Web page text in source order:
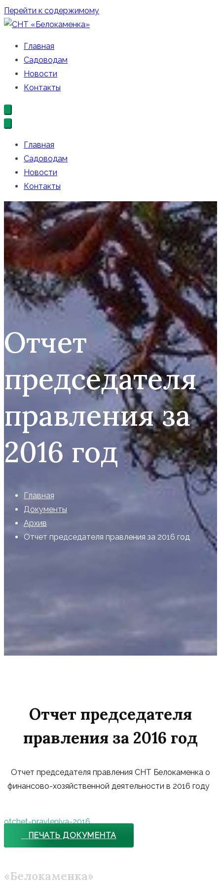
Перейти к содержимому
СНТ «Белокаменка»
Официальный сайт СНТ «Белокаменка»
Главная
Садоводам
Новости
Контакты
Главная
Садоводам
Новости
Контакты
Отчет
председателя
правления за
2016 год
Главная
Документы
Архив
Отчет председателя правления за 2016 год
Отчет председателя
правления за 2016 год
Отчет председателя правления СНТ Белокаменка о
финансово-хозяйственной деятельности в 2016 году
otchet-pravleniya-2016
ПЕЧАТЬ ДОКУМЕНТА
«Белокаменка»